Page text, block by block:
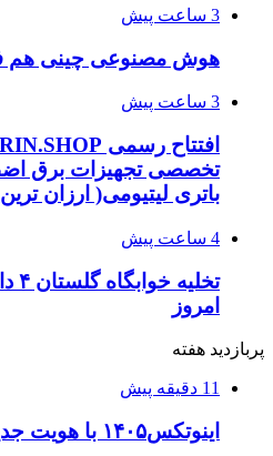
3 ساعت پیش
هوش مصنوعی چینی هم
3 ساعت پیش
تخصصی تجهیزات برق
باتری لیتیومی( ارزان
4 ساعت پیش
امروز
پربازدید هفته
11 دقیقه پیش
اینوتکس۱۴۰۵ با هویت جدید برگزار می‌شود